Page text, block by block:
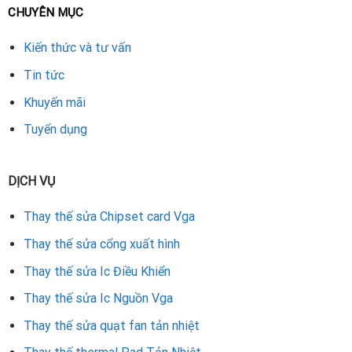
trung tâm]
hiện bài bản, chuyên nghiệp, gồm các bước:
1. Kiểm tra card
Kỹ thuật viên dùng thiết bị chuyên dụng để xác định chính
xác lỗi: chip VRAM nào hỏng, số lượng bao nhiêu.
2. Tháo VRAM cũ
CHUYÊN MỤC
Kiến thức và tư vấn
Tin tức
Khuyến mãi
Tuyển dụng
DỊCH VỤ
Thay thế sửa Chipset card Vga
Thay thế sửa cổng xuất hình
Thay thế sửa Ic Điều Khiển
Thay thế sửa Ic Nguồn Vga
Thay thế sửa quạt fan tản nhiệt